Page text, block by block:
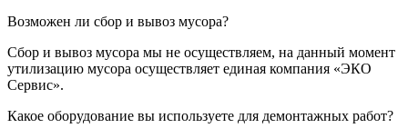
Возможен ли сбор и вывоз мусора?
Сбор и вывоз мусора мы не осуществляем, на данный момент
утилизацию мусора осуществляет единая компания «ЭКО
Сервис».
Какое оборудование вы используете для демонтажных работ?